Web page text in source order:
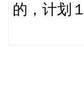
的，计划
（